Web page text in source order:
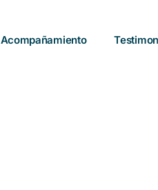
Acompañamiento